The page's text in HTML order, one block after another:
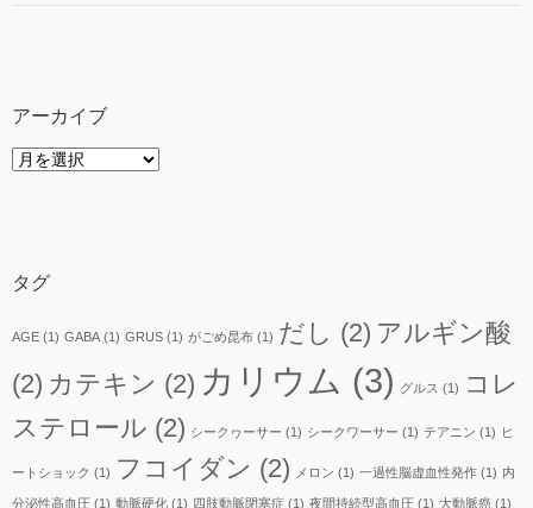
アーカイブ
ア
タグ
AGE (1) GABA (1) GRUS (1) がごめ昆布 (1) だし (2) アルギン酸
(2) カテキン (2) カリウム (3) グルス (1)
コレ
ステロール (2) シークヮーサー (1) シークワーサー (1) テアニン (1) ヒ
ートショック (1) フコイダン (2) メロン (1) 一過性脳虚血性発作 (1) 内
分泌性高血圧 (1) 動脈硬化 (1) 四肢動脈閉塞症 (1) 夜間持続型高血圧 (1) 大動脈癌 (1)